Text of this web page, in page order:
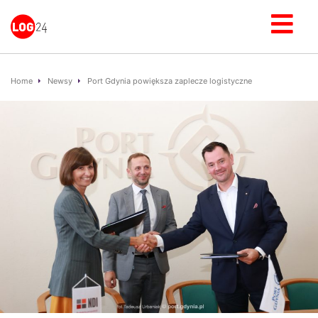
Home Newsy Port Gdynia powiększa zaplecze logistyczne